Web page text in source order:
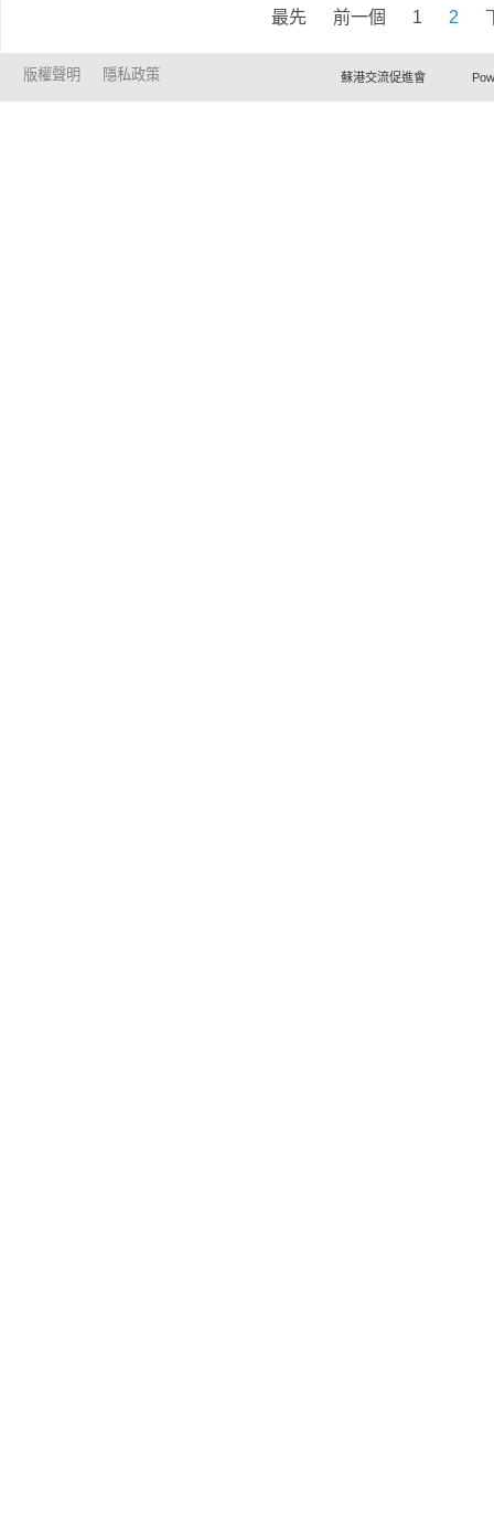
最先 前一個 1 2
版權聲明 隱私政策 蘇港交流促進會